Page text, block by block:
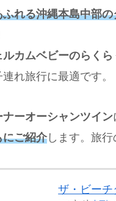
れる沖縄本島中部
ルカムベビーのらく
れ旅行に最適です。
ナーオーシャンツイン
にご紹介します。旅行
ザ・ビーチ